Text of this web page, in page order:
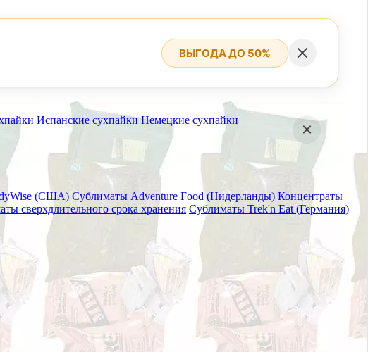
Испанские сухпайки Немецкие сухпайки
(США) Сублиматы Adventure Food (Нидерланды) Концентраты
сверхдлительного срока хранения Сублиматы Trek'n Eat (Германия)
ВЫГОДА ДО 50%